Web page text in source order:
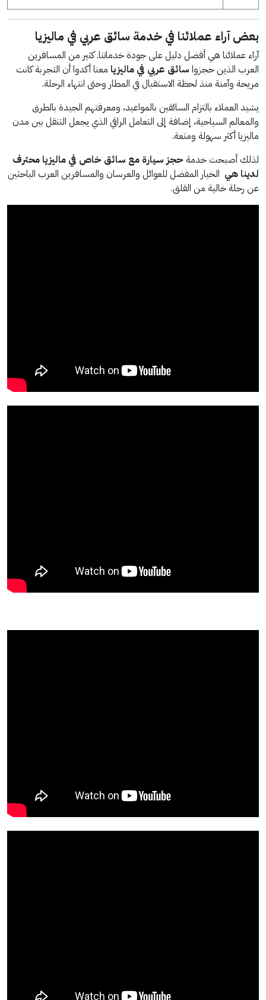
بعض آراء عملائنا في خدمة سائق عربي في ماليزيا
آراء عملائنا هي أفضل دليل على جودة خدماتنا. كثير من المسافرين
العرب الذين حجزوا سائق عربي في ماليزيا معنا أكدوا أن التجربة كانت
مريحة وآمنة منذ لحظة الاستقبال في المطار وحتى انتهاء الرحلة.
يشيد العملاء بالتزام السائقين بالمواعيد، ومعرفتهم الجيدة بالطرق
والمعالم السياحية، إضافة إلى التعامل الراقي الذي يجعل التنقل بين مدن
ماليزيا أكثر سهولة ومتعة.
لذلك أصبحت خدمة حجز سيارة مع سائق خاص في ماليزيا محترف
لدينا هي الخيار المفضل للعوائل والعرسان والمسافرين العرب الباحثين
عن رحلة خالية من القلق.